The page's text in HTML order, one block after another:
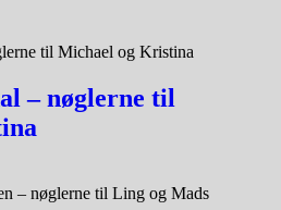
– nøglerne til